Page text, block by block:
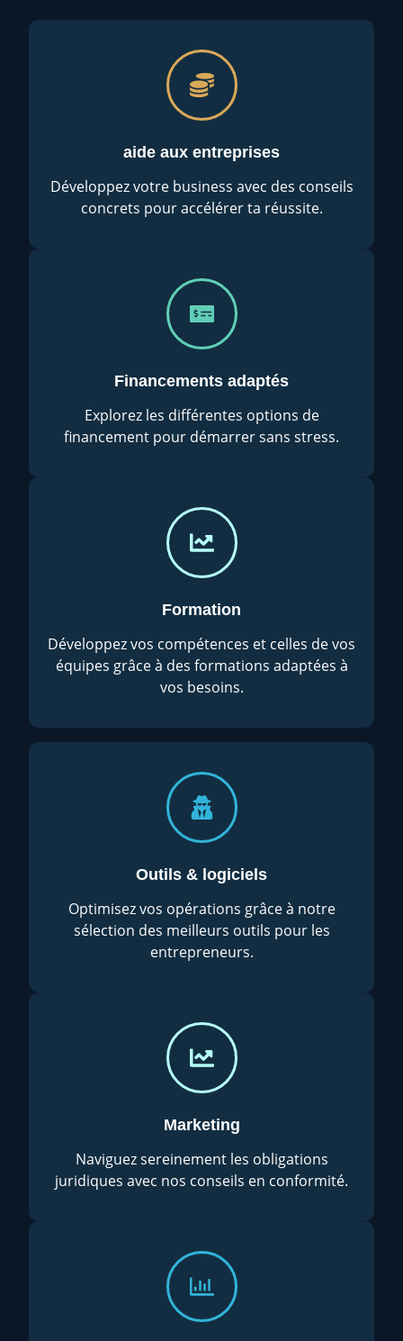
aide aux entreprises
Développez votre business avec des conseils
concrets pour accélérer ta réussite.
Financements adaptés
Explorez les différentes options de
financement pour démarrer sans stress.
Formation
Développez vos compétences et celles de vos
équipes grâce à des formations adaptées à
vos besoins.
Outils & logiciels
Optimisez vos opérations grâce à notre
sélection des meilleurs outils pour les
entrepreneurs.
Marketing
Naviguez sereinement les obligations
juridiques avec nos conseils en conformité.